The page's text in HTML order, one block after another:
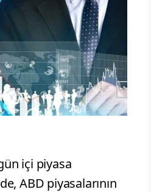
içi piyasa
ABD piyasalarının